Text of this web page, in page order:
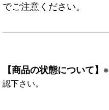
でご注意ください。
【商品の状態について】
認下さい。